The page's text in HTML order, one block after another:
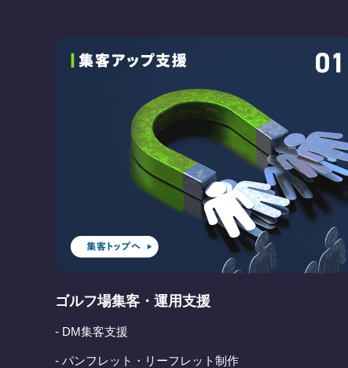
ゴルフ場集客・運用支援
- DM集客支援
- パンフレット・リーフレット制作